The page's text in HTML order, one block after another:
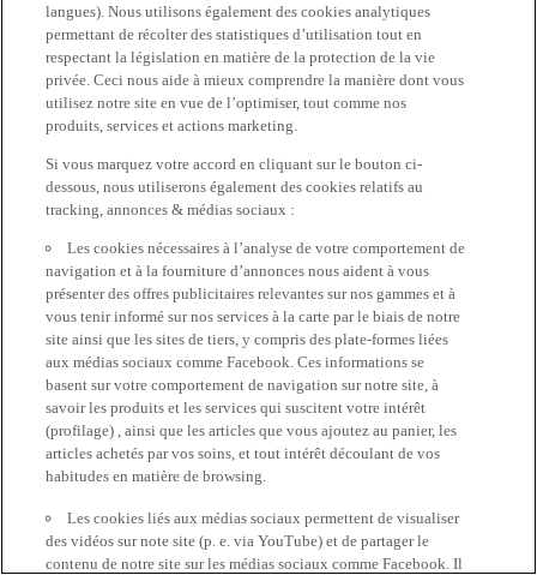
langues). Nous utilisons également des cookies analytiques
permettant de récolter des statistiques d’utilisation tout en
respectant la législation en matière de la protection de la vie
privée. Ceci nous aide à mieux comprendre la manière dont vous
utilisez notre site en vue de l’optimiser, tout comme nos
produits, services et actions marketing.
Si vous marquez votre accord en cliquant sur le bouton ci-
dessous, nous utiliserons également des cookies relatifs au
tracking, annonces & médias sociaux :
Les cookies nécessaires à l’analyse de votre comportement de
navigation et à la fourniture d’annonces nous aident à vous
présenter des offres publicitaires relevantes sur nos gammes et à
vous tenir informé sur nos services à la carte par le biais de notre
site ainsi que les sites de tiers, y compris des plate-formes liées
aux médias sociaux comme Facebook. Ces informations se
basent sur votre comportement de navigation sur notre site, à
savoir les produits et les services qui suscitent votre intérêt
(profilage) , ainsi que les articles que vous ajoutez au panier, les
articles achetés par vos soins, et tout intérêt découlant de vos
habitudes en matière de browsing.
Les cookies liés aux médias sociaux permettent de visualiser
des vidéos sur note site (p. e. via YouTube) et de partager le
contenu de notre site sur les médias sociaux comme Facebook. Il